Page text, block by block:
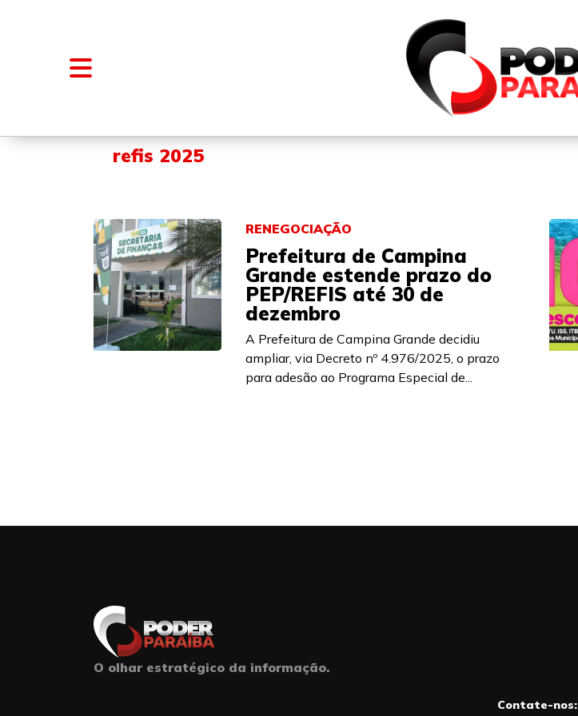
FALE CONOSCO
refis 2025
RENEGOCIAÇÃO
Prefeitura de Campina
Grande estende prazo do
PEP/REFIS até 30 de
dezembro
A Prefeitura de Campina Grande decidiu
ampliar, via Decreto nº 4.976/2025, o prazo
para adesão ao Programa Especial de...
O olhar estratégico da informação.
Contate-nos: